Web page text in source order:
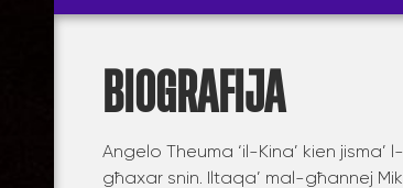
BIOGRAFIJA
Angelo Theuma ‘il-Kina’ kien
għaxar snin. Iltaqa’ mal-għannej